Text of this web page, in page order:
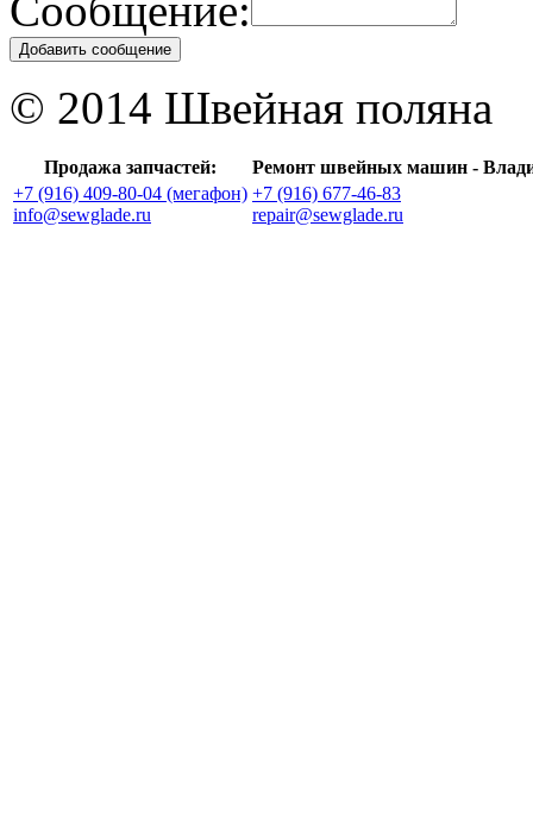
Добавить сообщение
© 2014 Швейная поляна
Продажа запчастей:
Ремонт швейных машин -
+7 (916) 409-80-04 (мегафон)
info@sewglade.ru
+7 (916) 677-46-83
repair@sewglade.ru